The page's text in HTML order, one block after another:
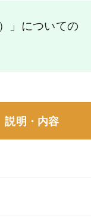
」についての
説明・内容